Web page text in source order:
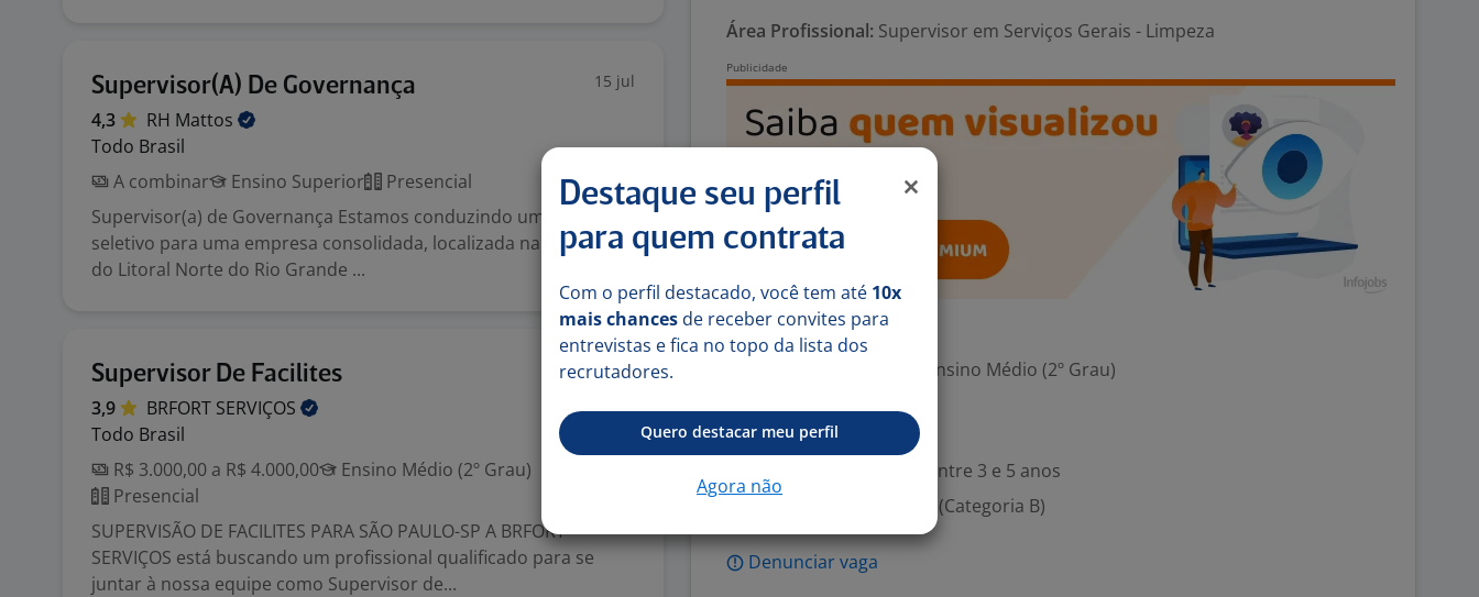
Supervisor(A) De Governança 15 jul
4,3 RH Mattos
Todo Brasil
A combinar
Ensino Superior
Presencial
Supervisor(a) de Governança Estamos conduzindo um processo
seletivo para uma empresa consolidada, localizada na região
do Litoral Norte do Rio Grande ...
Supervisor De Facilites 22 jun
3,9 BRFORT SERVIÇOS
Todo Brasil
R$ 3.000,00 a R$ 4.000,00
Ensino Médio (2º Grau)
Presencial
SUPERVISÃO DE FACILITES PARA SÃO PAULO-SP A BRFORT
SERVIÇOS está buscando um profissional qualificado para se
juntar à nossa equipe como Supervisor de...
Área Profissional: Supervisor em Serviços Gerais - Limpeza
Exigências
Escolaridade Mínima: Ensino Médio (2º Grau)
Valorizado
Experiência desejada: Entre 3 e 5 anos
Habilitação para dirigir (Categoria B)
Denunciar vaga
Destaque seu perfil
para quem contrata
Com o perfil destacado, você tem até 10x
mais chances de receber convites para
entrevistas e fica no topo da lista dos
recrutadores.
Quero destacar meu perfil
Agora não